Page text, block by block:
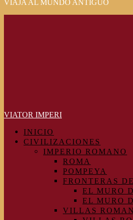
VIAJA AL MUNDO ANTIGUO
VIATOR IMPERI
INICIO
CIVILIZACIONES
IMPERIO ROMANO
ROMA
POMPEYA
FRONTERAS
EL MURO
EL MURO
VILLAS